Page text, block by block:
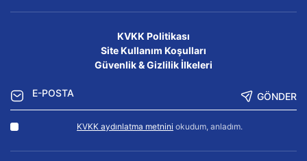
KVKK Politikası
Site Kullanım Koşulları
Güvenlik & Gizlilik İlkeleri
GÖNDER
KVKK aydınlatma metnini okudum, anladım.